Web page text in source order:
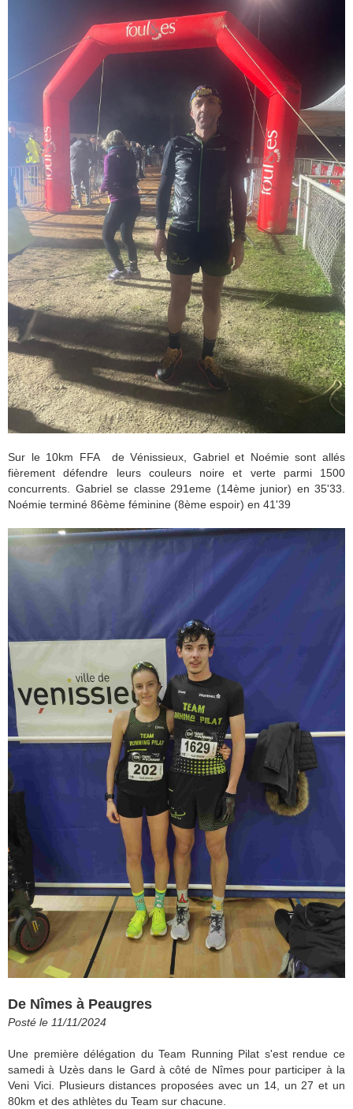
Sur le 10km FFA de Vénissieux, Gabriel et Noémie sont allés
fièrement défendre leurs couleurs noire et verte parmi 1500
concurrents. Gabriel se classe 291eme (14ème junior) en 35'33.
Noémie terminé 86ème féminine (8ème espoir) en 41'39
De Nîmes à Peaugres
Posté le 11/11/2024
Une première délégation du Team Running Pilat s'est rendue ce
samedi à Uzès dans le Gard à côté de Nîmes pour participer à la
Veni Vici. Plusieurs distances proposées avec un 14, un 27 et un
80km et des athlètes du Team sur chacune.